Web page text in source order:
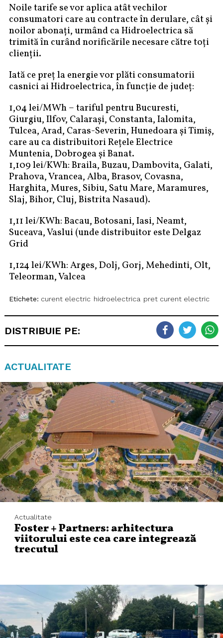
Noile tarife se vor aplica atât vechilor
consumatori care au contracte în derulare, cât și
noilor abonați, urmând ca Hidroelectrica să
trimită în curând norificările necesare către toți
clienții.
Iată ce preț la energie vor plăti consumatorii
casnici ai Hidroelectrica, în funcție de județ:
1,04 lei/MWh – tariful pentru Bucuresti,
Giurgiu, Ilfov, Calarași, Constanta, Ialomita,
Tulcea, Arad, Caras-Severin, Hunedoara și Timiș,
care au ca distribuitori Rețele Electrice
Muntenia, Dobrogea și Banat.
1,109 lei/KWh: Braila, Buzau, Dambovita, Galati,
Prahova, Vrancea, Alba, Brasov, Covasna,
Harghita, Mures, Sibiu, Satu Mare, Maramures,
Slaj, Bihor, Cluj, Bistrita Nasaud).
1,11 lei/KWh: Bacau, Botosani, Iasi, Neamt,
Suceava, Vaslui (unde distribuitor este Delgaz
Grid
1,124 lei/KWh: Arges, Dolj, Gorj, Mehedinti, Olt,
Teleorman, Valcea
Etichete: curent electric hidroelectrica pret curent electric
DISTRIBUIE PE:
ACTUALITATE
Actualitate
Foster + Partners: arhitectura
viitorului este cea care integrează
trecutul